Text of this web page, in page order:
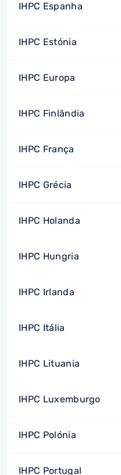
IHPC Espanha
IHPC Estónia
IHPC Europa
IHPC Finlândia
IHPC França
IHPC Grécia
IHPC Holanda
IHPC Hungria
IHPC Irlanda
IHPC Itália
IHPC Lituania
IHPC Luxemburgo
IHPC Polónia
IHPC Portugal